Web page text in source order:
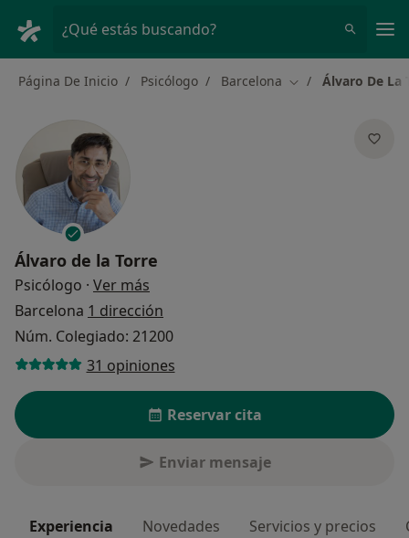
¿Qué estás buscando?
Página De Inicio Psicólogo Barcelona Cambiar de ciudad
Álvaro De La
Álvaro de la Torre
Psicólogo · Ver más
Barcelona 1 dirección
Núm. Colegiado: 21200
31 opiniones
Reservar cita
Enviar mensaje
Experiencia Novedades Servicios y precios